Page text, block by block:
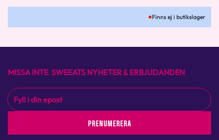
Finns ej i butikslager
MISSA INTE SWEEATS NYHETER & ERBJUDANDEN
PRENUMERERA